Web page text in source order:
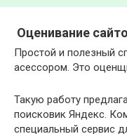
Оценивание
Простой и полезный
асессором. Это
Такую работу
поисковик Яндекс.
специальный сервис